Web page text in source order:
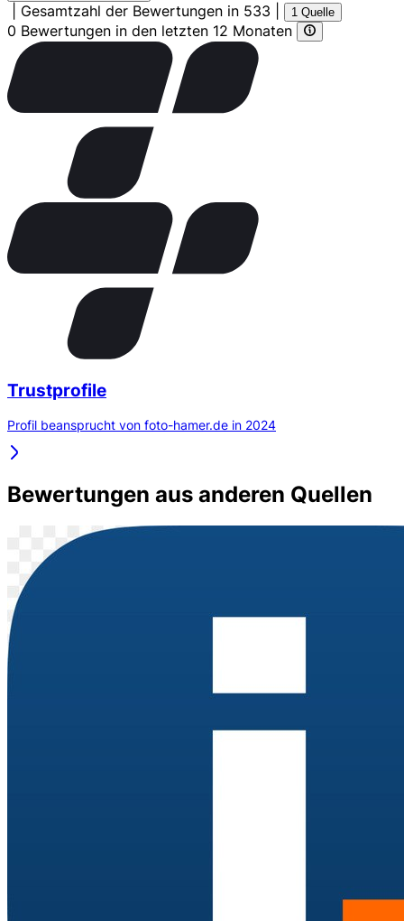
Gesamtzahl der Bewertungen in 533 1 Quelle
0 Bewertungen in den letzten 12 Monaten
Trustprofile
Profil beansprucht von foto-hamer.de in 2024
Bewertungen aus anderen Quellen